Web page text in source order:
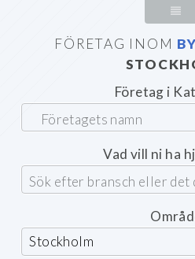
FÖRETAG INOM
Företag i
Vad vill ni ha
Stockholm